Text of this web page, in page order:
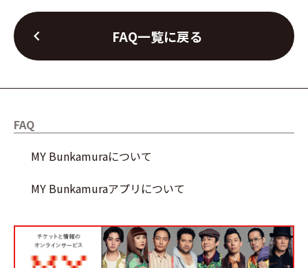
chevron_left FAQ一覧に戻る
FAQ
MY Bunkamuraについて
MY Bunkamuraアプリについて